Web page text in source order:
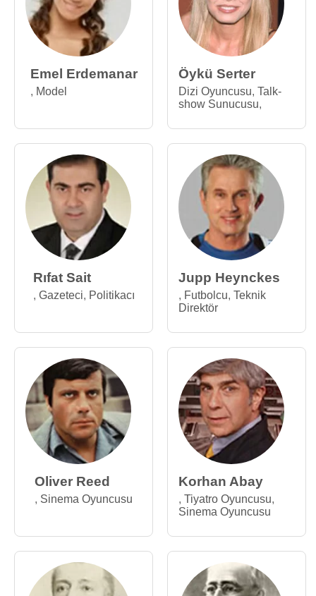
Emel Erdemanar
, Model
Öykü Serter
Dizi Oyuncusu, Talk-
show Sunucusu,
Rıfat Sait
, Gazeteci, Politikacı
Jupp Heynckes
, Futbolcu, Teknik
Direktör
Oliver Reed
, Sinema Oyuncusu
Korhan Abay
, Tiyatro Oyuncusu,
Sinema Oyuncusu